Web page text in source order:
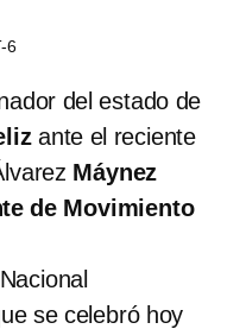
6
del estado de
ante el reciente
Máynez
de Movimiento
se celebró hoy